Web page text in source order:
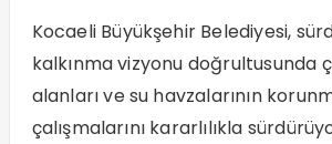
Kocaeli Büyükşehir Belediyesi,
kalkınma vizyonu doğrultusunda
alanları ve su havzalarının
çalışmalarını kararlılıkla